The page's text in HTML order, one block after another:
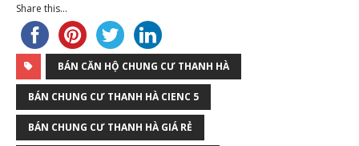
Share this...
BÁN CĂN HỘ CHUNG CƯ THANH HÀ
BÁN CHUNG CƯ THANH HÀ CIENC 5
BÁN CHUNG CƯ THANH HÀ GIÁ RẺ